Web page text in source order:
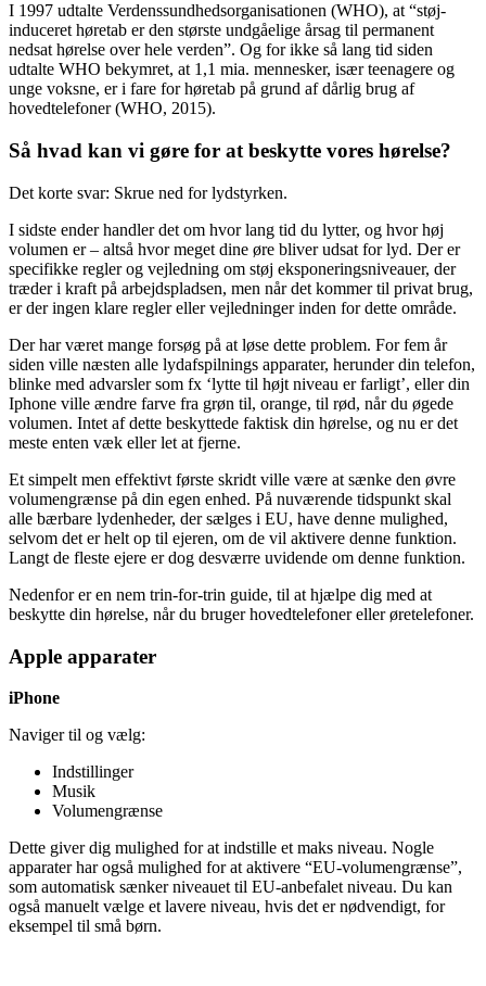
I 1997 udtalte Verdenssundhedsorganisationen (WHO), at “støj-
induceret høretab er den største undgåelige årsag til permanent
nedsat hørelse over hele verden”. Og for ikke så lang tid siden
udtalte WHO bekymret, at 1,1 mia. mennesker, især teenagere og
unge voksne, er i fare for høretab på grund af dårlig brug af
hovedtelefoner (WHO, 2015).
Så hvad kan vi gøre for at beskytte vores hørelse?
Det korte svar: Skrue ned for lydstyrken.
I sidste ender handler det om hvor lang tid du lytter, og hvor høj
volumen er – altså hvor meget dine øre bliver udsat for lyd. Der er
specifikke regler og vejledning om støj eksponeringsniveauer, der
træder i kraft på arbejdspladsen, men når det kommer til privat brug,
er der ingen klare regler eller vejledninger inden for dette område.
Der har været mange forsøg på at løse dette problem. For fem år
siden ville næsten alle lydafspilnings apparater, herunder din telefon,
blinke med advarsler som fx ‘lytte til højt niveau er farligt’, eller din
Iphone ville ændre farve fra grøn til, orange, til rød, når du øgede
volumen. Intet af dette beskyttede faktisk din hørelse, og nu er det
meste enten væk eller let at fjerne.
Et simpelt men effektivt første skridt ville være at sænke den øvre
volumengrænse på din egen enhed. På nuværende tidspunkt skal
alle bærbare lydenheder, der sælges i EU, have denne mulighed,
selvom det er helt op til ejeren, om de vil aktivere denne funktion.
Langt de fleste ejere er dog desværre uvidende om denne funktion.
Nedenfor er en nem trin-for-trin guide, til at hjælpe dig med at
beskytte din hørelse, når du bruger hovedtelefoner eller øretelefoner.
Apple apparater
iPhone
Naviger til og vælg:
Indstillinger
Musik
Volumengrænse
Dette giver dig mulighed for at indstille et maks niveau. Nogle
apparater har også mulighed for at aktivere “EU-volumengrænse”,
som automatisk sænker niveauet til EU-anbefalet niveau. Du kan
også manuelt vælge et lavere niveau, hvis det er nødvendigt, for
eksempel til små børn.